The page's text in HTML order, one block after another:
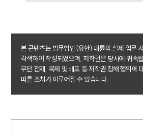
법률정보
법률지식인
고객후기
업무분야
본 콘텐츠는 법무법인(유한) 대륜의 실제 업무
각색하여 작성되었으며, 저작권은 당사에 귀속
무단 전재, 복제 및 배포 등 저작권 침해 행위에
따른 조치가 이루어질 수 있습니다.